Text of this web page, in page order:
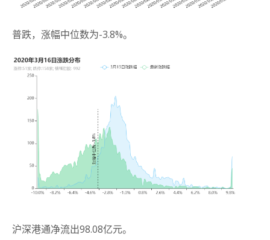
普跌，涨幅中位数为-3.8%。
沪深港通净流出98.08亿元。